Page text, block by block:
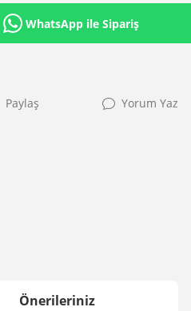
WhatsApp ile Sipariş
Paylaş Yorum Yaz
Önerileriniz